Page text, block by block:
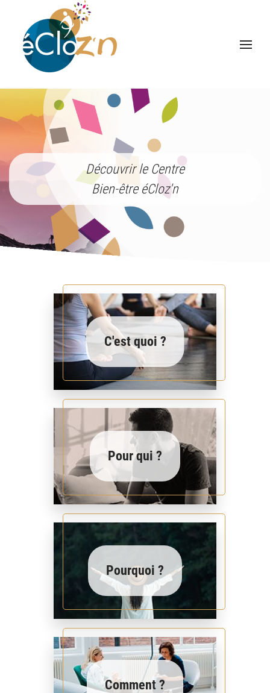
Découvrir le Centre
Bien-être éCloz'n
C'est quoi ?
Pour qui ?
Pourquoi ?
Comment ?